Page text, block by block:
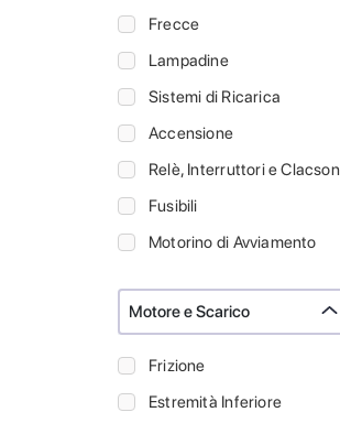
Frecce
Lampadine
Sistemi di Ricarica
Accensione
Relè, Interruttori e Clacson
Fusibili
Motorino di Avviamento
Motore e Scarico
Frizione
Estremità Inferiore